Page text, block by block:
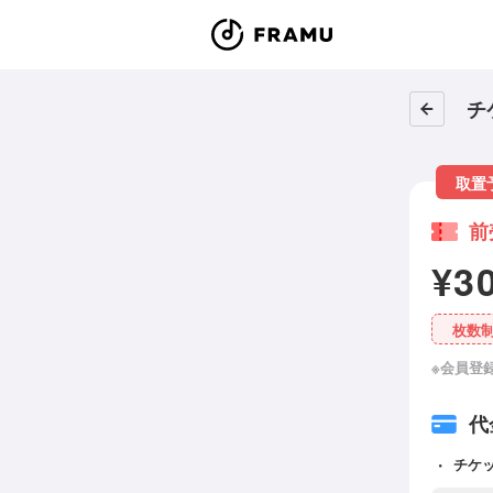
チ
取置
枚数
※会員登
チケ